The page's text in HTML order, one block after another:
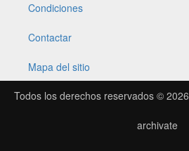
Condiciones
Contactar
Mapa del sitio
Todos los derechos reservados © 2026
archivate